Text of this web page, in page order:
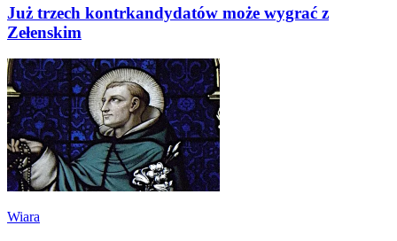
Już trzech kontrkandydatów może wygrać z
Zełenskim
Wiara